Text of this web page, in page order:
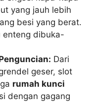
yang jauh lebih
besi yang berat.
enteng dibuka-
Dari
geser, slot
rumah kunci
dengan gagang